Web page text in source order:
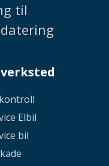
til
Elbil
bil